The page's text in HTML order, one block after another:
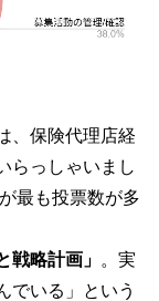
、保険代理店経
らっしゃいまし
最も投票数が多
戦略計画」 。実
でいる」という